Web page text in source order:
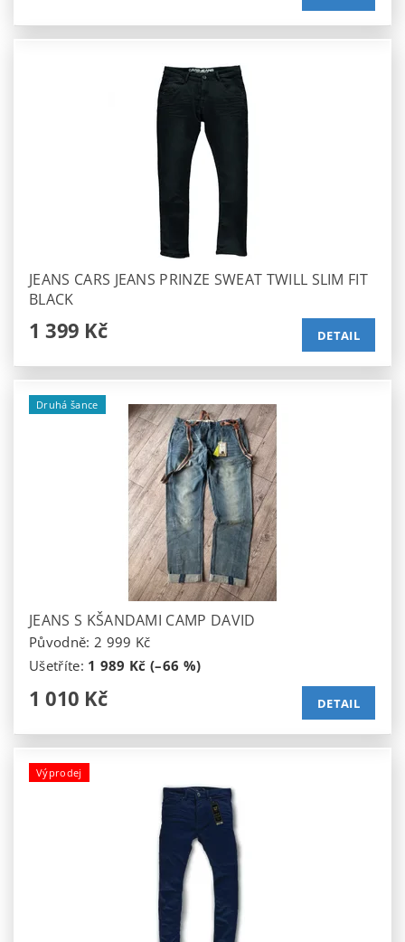
JEANS CARS JEANS PRINZE SWEAT TWILL SLIM FIT
BLACK
1 399 Kč DETAIL
Druhá šance
JEANS S KŠANDAMI CAMP DAVID
Původně: 2 999 Kč
Ušetříte: 1 989 Kč (–66 %)
1 010 Kč DETAIL
Výprodej